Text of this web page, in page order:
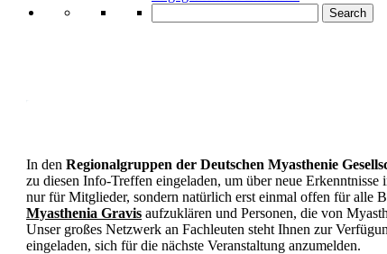
Search
In den Regionalgruppen der Deutschen Myasthenie
zu diesen Info-Treffen eingeladen, um über neue
nur für Mitglieder, sondern natürlich erst einmal offen für alle
Myasthenia Gravis aufzuklären und Personen, die von
Unser großes Netzwerk an Fachleuten steht Ihnen zur
eingeladen, sich für die nächste Veranstaltung anzumelden.